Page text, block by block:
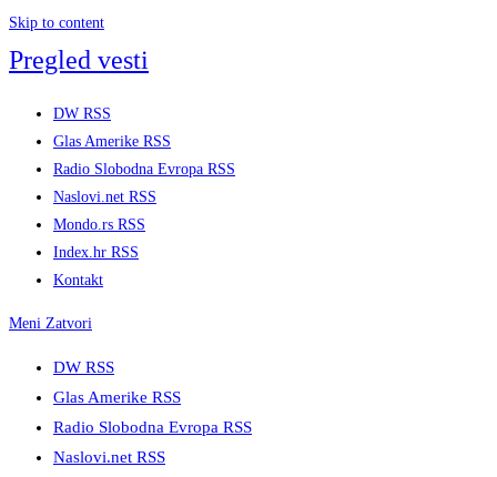
Skip to content
Pregled vesti
DW RSS
Glas Amerike RSS
Radio Slobodna Evropa RSS
Naslovi.net RSS
Mondo.rs RSS
Index.hr RSS
Kontakt
Meni Zatvori
DW RSS
Glas Amerike RSS
Radio Slobodna Evropa RSS
Naslovi.net RSS